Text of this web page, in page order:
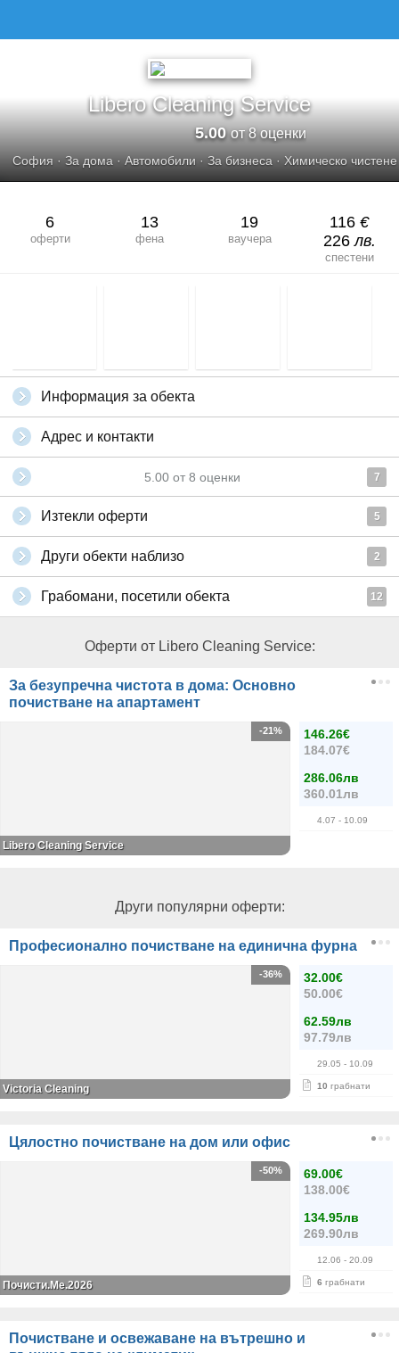
Libero Cleaning Service
5.00от 8 оценки
София · За дома ·Автомобили · За бизнеса · Химическо чистене
6
оферти
13
фена
19
ваучера
116 €
226лв.
спестени
Информация за обекта
Адрес и контакти
5.00 от 8 оценки 7
Изтекли оферти 5
Други обекти наблизо 2
Грабомани, посетили обекта 12
Оферти от Libero Cleaning Service:
За безупречна чистота в дома: Основно
почистване на апартамент
146.26€
184.07€
286.06лв
360.01лв
4.07 - 10.09
-21%
Libero Cleaning Service
Други популярни оферти:
Професионално почистване на единична фурна
32.00€
50.00€
62.59лв
97.79лв
29.05 - 10.09
10 грабнати
-36%
Victoria Cleaning
Цялостно почистване на дом или офис
69.00€
138.00€
134.95лв
269.90лв
12.06 - 20.09
6 грабнати
-50%
Почисти.Ме.2026
Почистване и освежаване на вътрешно и